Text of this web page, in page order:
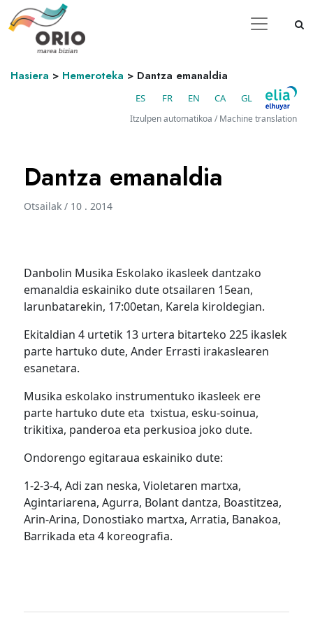
Hasiera > Hemeroteka > Dantza emanaldia
ES FR EN CA GL
Itzulpen automatikoa / Machine translation
Dantza emanaldia
Otsailak / 10 . 2014
Danbolin Musika Eskolako ikasleek dantzako
emanaldia eskainiko dute otsailaren 15ean,
larunbatarekin, 17:00etan, Karela kiroldegian.
Ekitaldian 4 urtetik 13 urtera bitarteko 225 ikaslek
parte hartuko dute, Ander Errasti irakaslearen
esanetara.
Musika eskolako instrumentuko ikasleek ere
parte hartuko dute eta txistua, esku-soinua,
trikitixa, panderoa eta perkusioa joko dute.
Ondorengo egitaraua eskainiko dute:
1-2-3-4, Adi zan neska, Violetaren martxa,
Agintariarena, Agurra, Bolant dantza, Boastitzea,
Arin-Arina, Donostiako martxa, Arratia, Banakoa,
Barrikada eta 4 koreografia.